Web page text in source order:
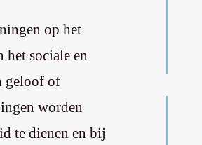
op het
sociale en
geloof of
worden
te dienen en bij